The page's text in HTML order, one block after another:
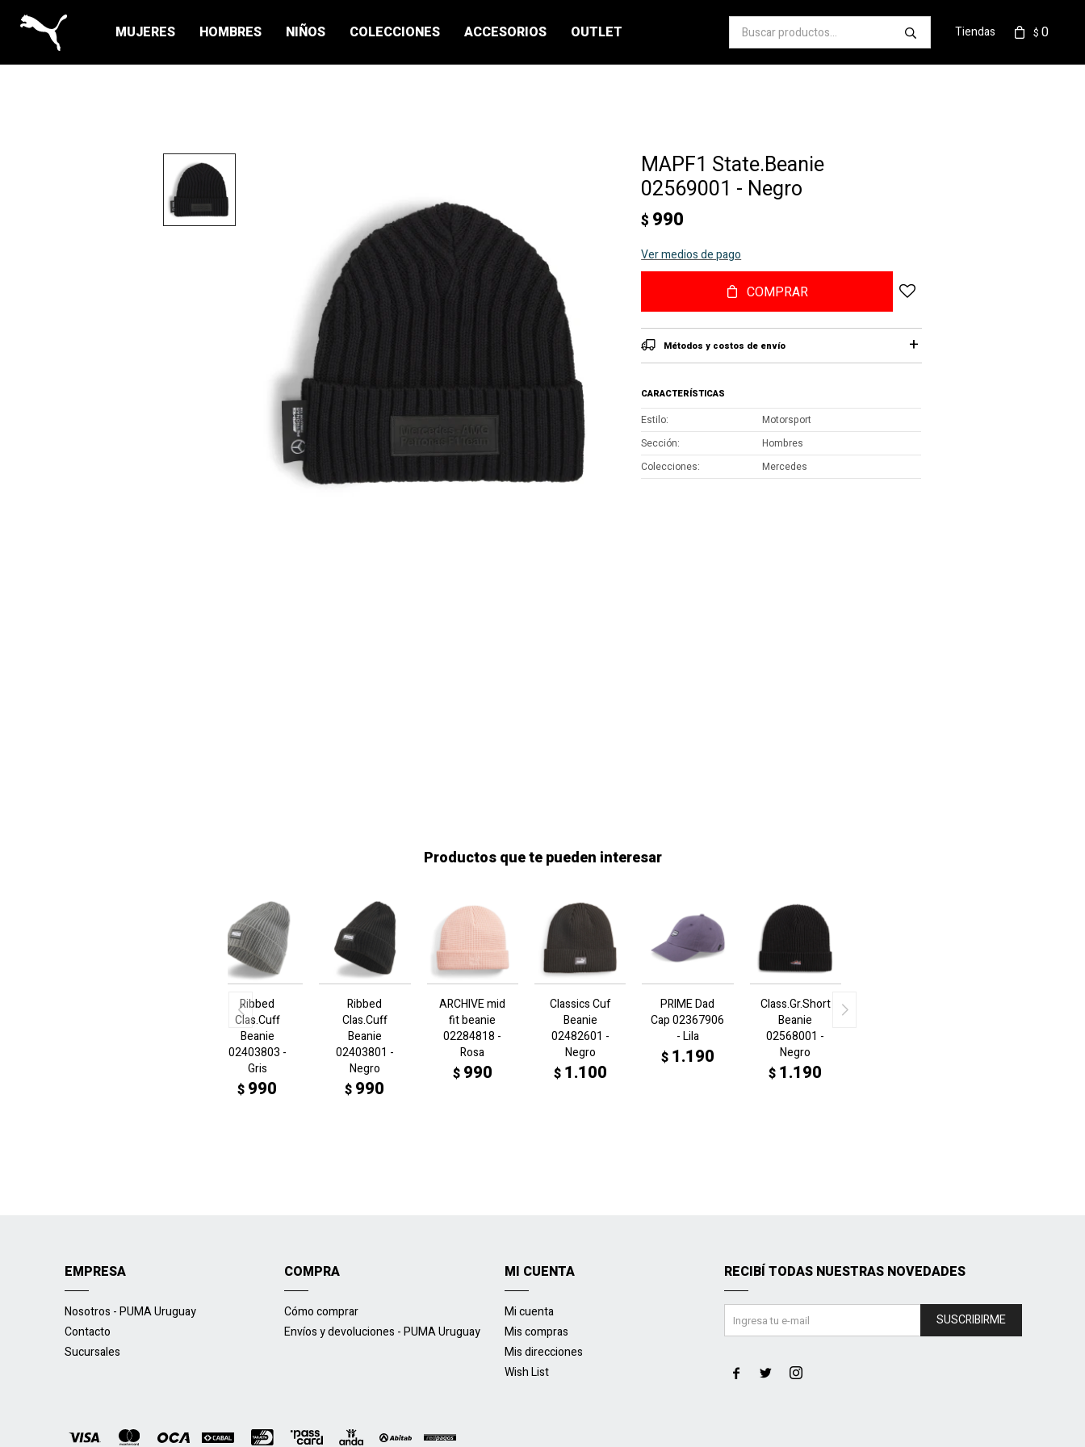
MUJERES HOMBRES NIÑOS COLECCIONES ACCESORIOS OUTLET $ 0
Tiendas
MAPF1 State.Beanie
02569001 - Negro
$ 990
Ver medios de pago
COMPRAR
Métodos y costos de envío
CARACTERÍSTICAS
Estilo
Motorsport
Sección
Hombres
Colecciones
Mercedes
Productos que te pueden interesar
Ribbed
Clas.Cuff
Beanie
02403803 -
Gris
$ 990
Ribbed
Clas.Cuff
Beanie
02403801 -
Negro
$ 990
ARCHIVE mid
fit beanie
02284818 -
Rosa
$ 990
Classics Cuf
Beanie
02482601 -
Negro
$ 1.100
PRIME Dad
Cap 02367906
- Lila
$ 1.190
Class.Gr.Short
Beanie
02568001 -
Negro
$ 1.190
EMPRESA
Nosotros - PUMA Uruguay
Contacto
Sucursales
COMPRA
Cómo comprar
Envíos y devoluciones - PUMA Uruguay
MI CUENTA
Mi cuenta
Mis compras
Mis direcciones
Wish List
RECIBÍ TODAS NUESTRAS NOVEDADES
SUSCRIBIRME
  